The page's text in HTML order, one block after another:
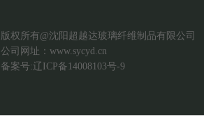
版权所有@沈阳超越达玻璃纤维制品有限公司
公司网址： www.sycyd.cn
备案号:辽ICP备14008103号-9